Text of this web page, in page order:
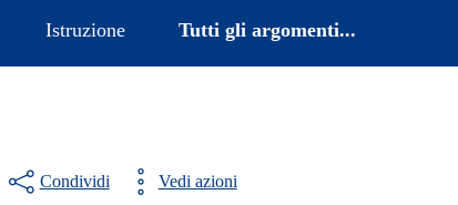
Istruzione Tutti gli argomenti...
Condividi Vedi azioni